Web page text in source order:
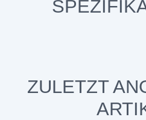
ZULETZT